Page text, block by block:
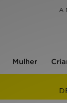
A
Mulher